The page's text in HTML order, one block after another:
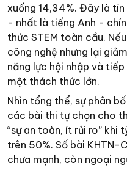
xuống 14,34%. Đây là
- nhất là tiếng Anh -
thức STEM toàn cầu.
công nghệ nhưng lại
năng lực hội nhập và
một thách thức lớn.
Nhìn tổng thể, sự phân
các bài thi tự chọn cho
“sự an toàn, ít rủi ro” khi
trên 50%. Số bài KHTN-
chưa mạnh, còn ngoại